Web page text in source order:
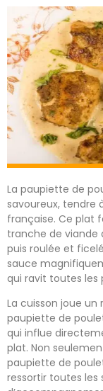
La paupiette de
savoureux, tendre
française. Ce plat
tranche de viande
puis roulée et
sauce
qui ravit toutes les
La cuisson joue un
paupiette de
qui influe
plat. Non
paupiette de
ressortir toutes les